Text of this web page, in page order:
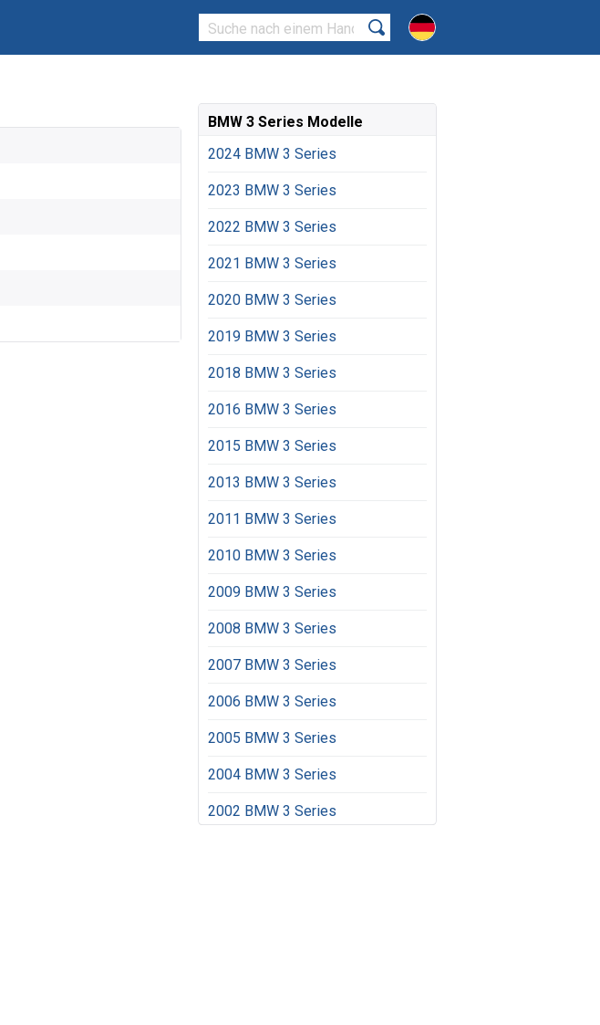
BMW 3 Series Modelle
2024 BMW 3 Series
2023 BMW 3 Series
2022 BMW 3 Series
2021 BMW 3 Series
2020 BMW 3 Series
2019 BMW 3 Series
2018 BMW 3 Series
2016 BMW 3 Series
2015 BMW 3 Series
2013 BMW 3 Series
2011 BMW 3 Series
2010 BMW 3 Series
2009 BMW 3 Series
2008 BMW 3 Series
2007 BMW 3 Series
2006 BMW 3 Series
2005 BMW 3 Series
2004 BMW 3 Series
2002 BMW 3 Series